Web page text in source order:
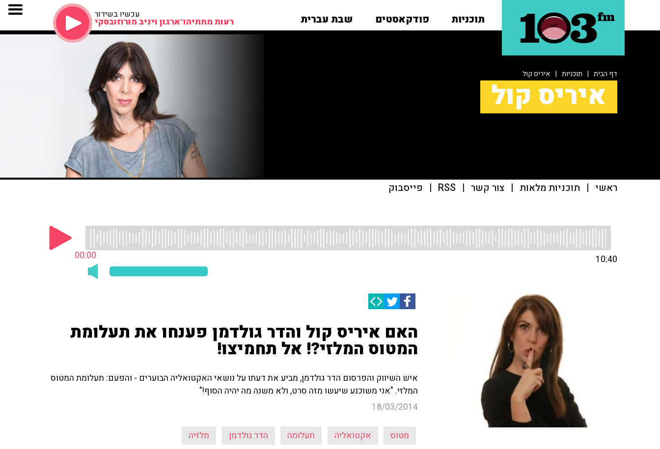
תוכניות פודקאסטים שבת עברית עכשיו בשידור
רעות מתתיהו־ארגון ויניב מורוזובסקי
דף הבית | תוכניות | איריס קול
איריס קול
ראשי | תוכניות מלאות | צור קשר |
RSS
| פייסבוק
00:00 10:40
האם איריס קול והדר גולדמן פענחו את תעלומת
המטוס המלזי?! אל תחמיצו!
איש השיווק והפרסום הדר גולדמן, מביע את דעתו על נושאי האקטואליה הבוערים - והפעם: תעלומת המטוס
המלזי. "אני משוכנע שיעשו מזה סרט, ולא משנה מה יהיה הסוף!"
18/03/2014
מטוס אקטואליה תעלומה הדר גולדמן מלזיה